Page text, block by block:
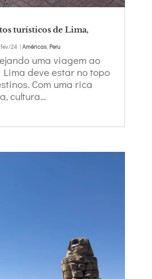
turísticos de Lima,
24| Américas, Peru
uma viagem ao
deve estar no topo
Com uma rica
cultura...